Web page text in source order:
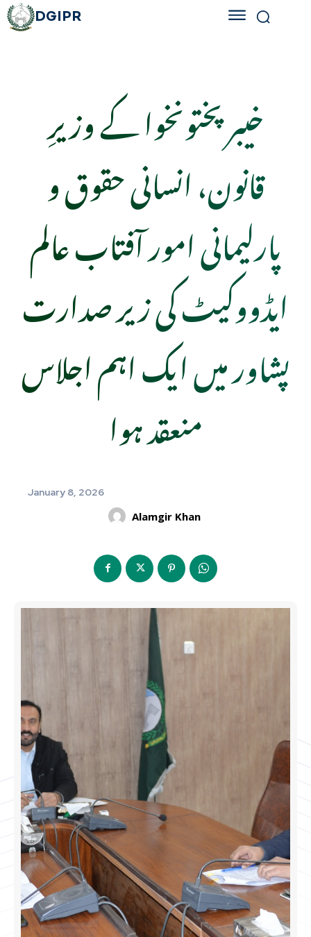
DGIPR
خیبر پختونخوا کے وزیرِ
قانون، انسانی حقوق و
پارلیمانی امور آفتاب عالم
ایڈووکیٹ کی زیر صدارت
پشاور میں ایک اہم اجلاس
منعقد ہوا
January 8, 2026
Alamgir Khan